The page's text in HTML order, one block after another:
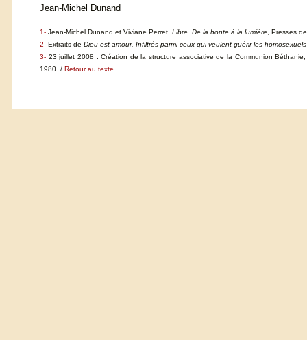
Jean-Michel Dunand
1- Jean-Michel Dunand et Viviane Perret, Libre. De la honte à la lumière , Presses
2- Extraits de Dieu est amour. Infiltrés parmi ceux qui veulent guérir les homosexuels
3- 23 juillet 2008 : Création de la structure associative de la Communion
1980. / Retour au texte